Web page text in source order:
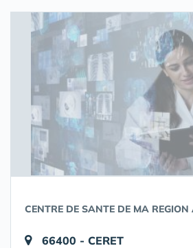
CENTRE DE SANTE DE MA REGION
66400 - CERET